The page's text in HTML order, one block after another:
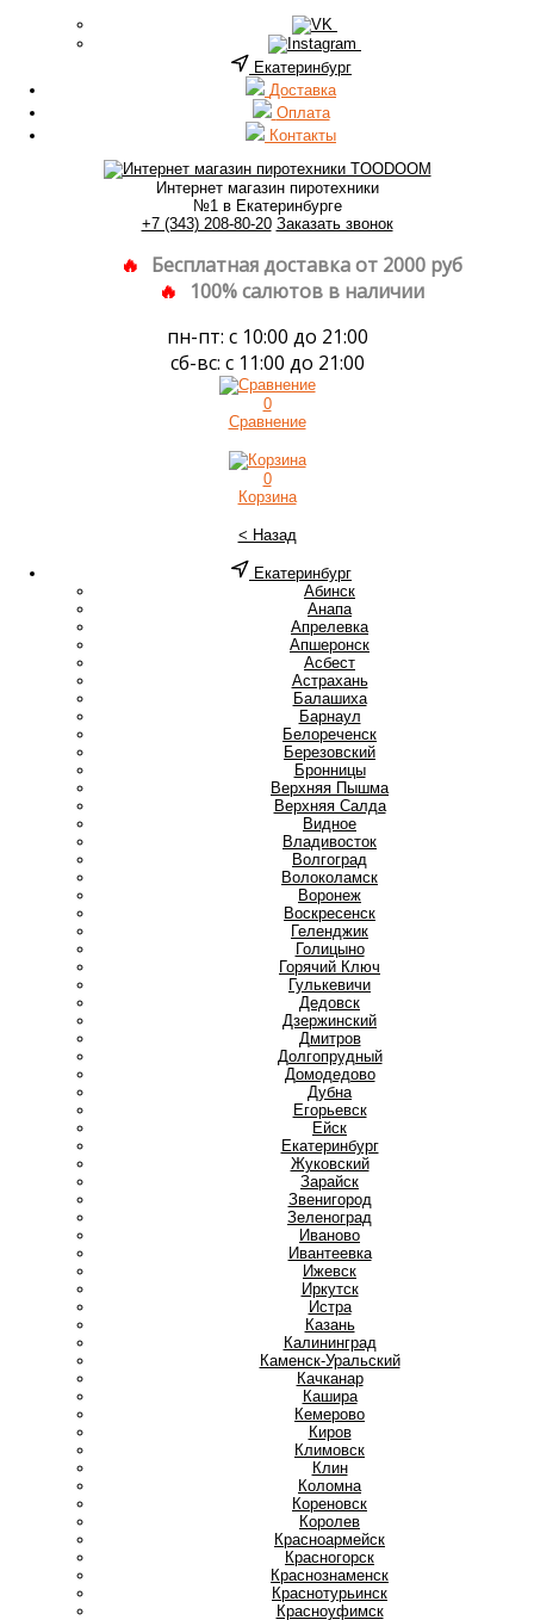
Екатеринбург
Доставка
Оплата
Контакты
Интернет магазин пиротехники
№1 в Екатеринбурге
+7 (343) 208-80-20 Заказать звонок
Бесплатная доставка от 2000 руб
100% салютов в наличии
пн-пт: с 10:00 до 21:00
сб-вс: с 11:00 до 21:00
0
Сравнение
0
Корзина
< Назад
Екатеринбург
Абинск
Анапа
Апрелевка
Апшеронск
Асбест
Астрахань
Балашиха
Барнаул
Белореченск
Березовский
Бронницы
Верхняя Пышма
Верхняя Салда
Видное
Владивосток
Волгоград
Волоколамск
Воронеж
Воскресенск
Геленджик
Голицыно
Горячий Ключ
Гулькевичи
Дедовск
Дзержинский
Дмитров
Долгопрудный
Домодедово
Дубна
Егорьевск
Ейск
Екатеринбург
Жуковский
Зарайск
Звенигород
Зеленоград
Иваново
Ивантеевка
Ижевск
Иркутск
Истра
Казань
Калининград
Каменск-Уральский
Качканар
Кашира
Кемерово
Киров
Климовск
Клин
Коломна
Кореновск
Королев
Красноармейск
Красногорск
Краснознаменск
Краснотурьинск
Красноуфимск